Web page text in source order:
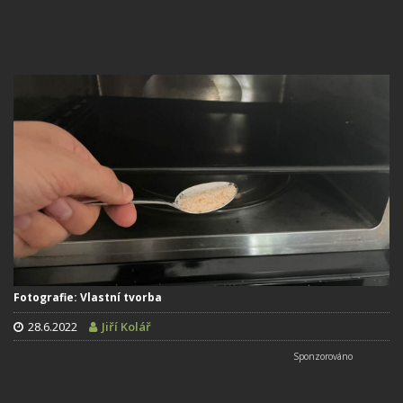
Fotografie: Vlastní tvorba
28.6.2022 Jiří Kolář